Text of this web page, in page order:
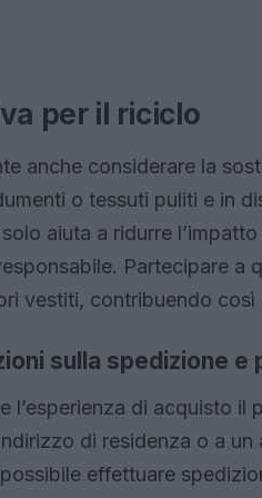
per il riciclo
anche considerare la
o tessuti puliti e in
aiuta a ridurre
Partecipare a
vestiti, contribuendo così
sulla spedizione e
l’esperienza di acquisto
di residenza o a
effettuare